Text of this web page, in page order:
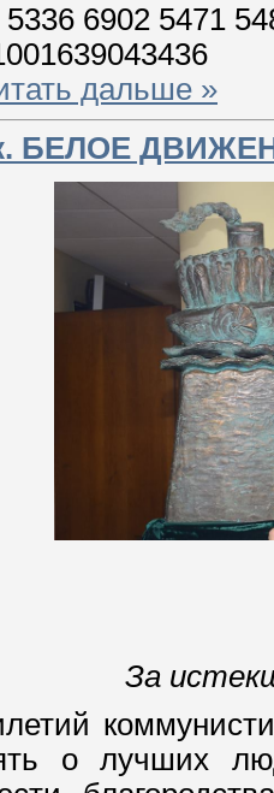
5336 6902 5471
дальше »
БЕЛОЕ
За
о лучших